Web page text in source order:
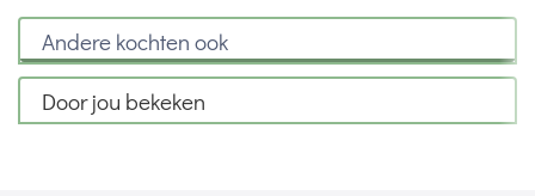
Andere kochten ook
Door jou bekeken